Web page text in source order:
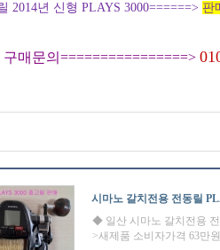
2014년 신형 PLAYS 3000======> 판
문의================>
시마노 갈치전용 전동릴
◆ 일산 시마노 갈치전용
>새제품 소비자가격 63